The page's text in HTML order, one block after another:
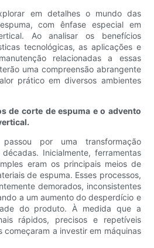
em detalhes o mundo das
com ênfase especial em
Ao analisar os benefícios
tecnológicas, as aplicações e
relacionadas a essas
uma compreensão abrangente
prático em diversos ambientes
de corte de espuma e o advento
por uma transformação
Inicialmente, ferramentas
eram os principais meios de
de espuma. Esses processos,
demorados, inconsistentes
a um aumento do desperdício e
do produto. À medida que a
rápidos, precisos e repetíveis
começaram a investir em máquinas